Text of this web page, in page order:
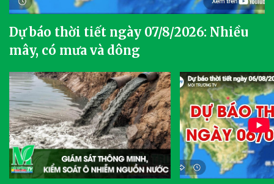
Dự báo thời tiết ngày 07/8/2026: Nhiều
mây, có mưa và dông